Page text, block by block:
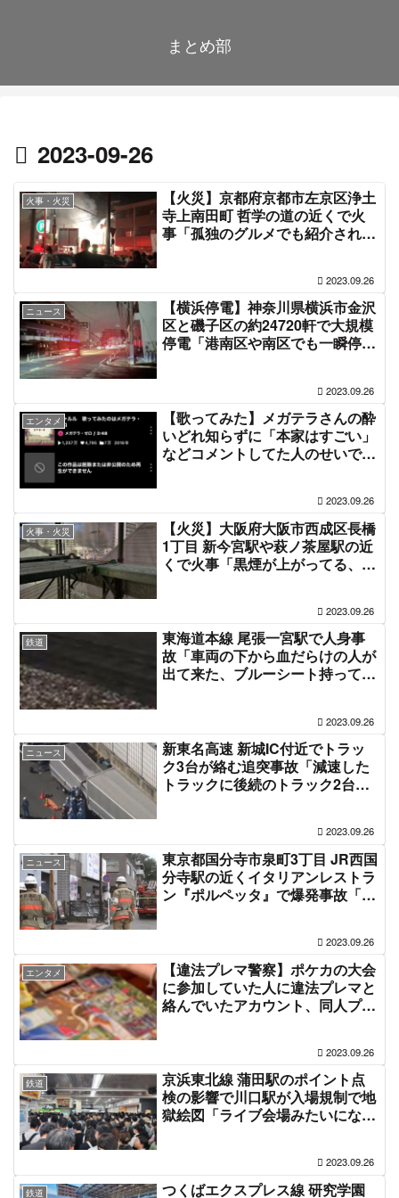
まとめ部
2023-09-26
火事・火災
【火災】京都府京都市左京区浄土
寺上南田町 哲学の道の近くで火
事「孤独のグルメでも紹介された
の中に入っていった」#京都 9月
26日
2023.09.26
ニュース
【横浜停電】神奈川県横浜市金沢
区と磯子区の約24720軒で大規模
停電「港南区や南区でも一瞬停電
2023.09.26
エンタメ
【歌ってみた】メガテラさんの酔
いどれ知らずに「本家はすごい」
などコメントしてた人のせいで大
2023.09.26
火事・火災
【火災】大阪府大阪市西成区長橋
1丁目 新今宮駅や萩ノ茶屋駅の近
くで火事「黒煙が上がってる、上
2023.09.26
鉄道
東海道本線 尾張一宮駅で人身事
故「車両の下から血だらけの人が
出て来た、ブルーシート持って走
2023.09.26
ニュース
新東名高速 新城IC付近でトラッ
ク3台が絡む追突事故「減速した
トラックに後続のトラック2台が
1ミリも動かない」車線規制で渋
滞 #新東名 9月26日
2023.09.26
ニュース
東京都国分寺市泉町3丁目 JR西国
分寺駅の近くイタリアンレストラ
ン『ポルペッタ』で爆発事故「店
き飛び道路に散乱」#国分寺 9月
26日
2023.09.26
エンタメ
【違法プレマ警察】ポケカの大会
に参加していた人に違法プレマと
絡んでいたアカウント、同人プレ
2023.09.26
鉄道
京浜東北線 蒲田駅のポイント点
検の影響で川口駅が入場規制で地
獄絵図「ライブ会場みたいになっ
2023.09.26
鉄道
つくばエクスプレス線 研究学園